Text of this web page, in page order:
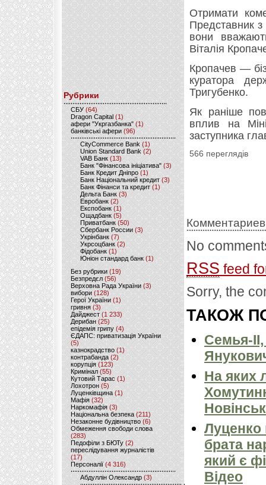
Рубрики
CБУ (64)
Dragon Capital (1)
афери "Укргазбанка" (1)
банківські афери (96)
CityCommerce Bank (1)
Union Standard Bank (2)
VAB Банк (13)
Банк "Фінансова ініціатива" (3)
Банк Кредит Дніпро (1)
Банк Національний кредит (3)
Банк Фінанси та кредит (1)
Дельта Банк (3)
Евробанк(2)
Експобанк (1)
Ощадбанк(5)
Приватбанк (50)
Сбербанк России (3)
Укрінбанк(7)
Укрсоцбанк (2)
Фідобанк (1)
Юніон стандард банк(1)
Без рубрики (19)
Безпредєл(56)
Верховна Рада України (3)
вибори(128)
Герої України(1)
гривня (3)
Дайджест (1 233)
Дерибан (25)
епідемія грипу (4)
ЄДАПС: приватизація України
(5)
казнокрадство (1)
контрабанда (2)
корупція (123)
Кримінал (55)
Кутовий Тарас (1)
Лохотрон(5)
Луценківщина (1)
Мафія (32)
Наркомафія (3)
Національна безпека (211)
Незаконне будівництво(6)
Обмеження свободи слова
(283)
Педофіли з БЮТу (2)
переслідування журналістів
(17)
Персоналії (4 316)
Абдуллін Олександр (3)
Отримати
Представник з
вони
Віталія
Кропачев —
куратора
Тригубенко.
Як раніше
вплив на
заступника
566 переглядів
No
RSS feed
Sorry, the
ТАКОЖ
Семья-
На яких
Луценко
брата
який є
Відео